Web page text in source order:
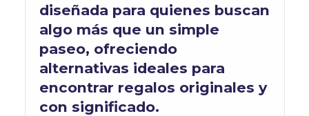
diseñada para quienes buscan
algo más que un simple
paseo, ofreciendo
alternativas ideales para
encontrar regalos originales y
con significado.